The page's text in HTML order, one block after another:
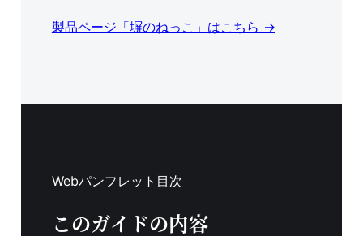
製品ページ「塀のねっこ」はこちら →
Webパンフレット目次
このガイドの内容